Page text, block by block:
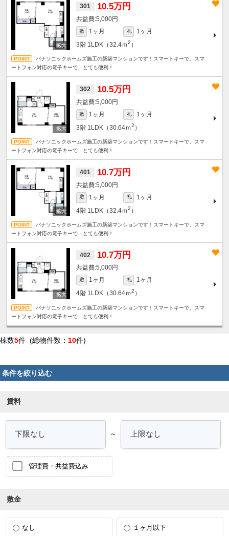
301 10.5万円
5,000円
敷 1ヶ月 礼
1ヶ月
3階 1LDK（32.4ｍ2 ）
パナソニックホームズ施工の新築マンションです！スマートキーで、スマ
ートフォン対応の電子キーで、とても便利！
302 10.5万円
5,000円
敷 1ヶ月 礼
1ヶ月
3階 1LDK（30.64ｍ2 ）
パナソニックホームズ施工の新築マンションです！スマートキーで、スマ
ートフォン対応の電子キーで、とても便利！
401 10.7万円
5,000円
敷 1ヶ月 礼
1ヶ月
4階 1LDK（32.4ｍ2 ）
パナソニックホームズ施工の新築マンションです！スマートキーで、スマ
ートフォン対応の電子キーで、とても便利！
402 10.7万円
5,000円
敷 1ヶ月 礼
1ヶ月
4階 1LDK（30.64ｍ2 ）
パナソニックホームズ施工の新築マンションです！スマートキーで、スマ
ートフォン対応の電子キーで、とても便利！
棟数5件 (総物件数： 10件)
条件を絞り込む
賃料
～
管理費・共益費込み
敷金
なし １ヶ月以下